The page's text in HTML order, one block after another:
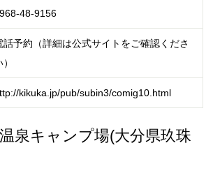
48-9156
話予約（詳細は公式サイトをご確認くださ
kikuka.jp/pub/subin3/comig10.html
泉キャンプ場(大分県玖珠